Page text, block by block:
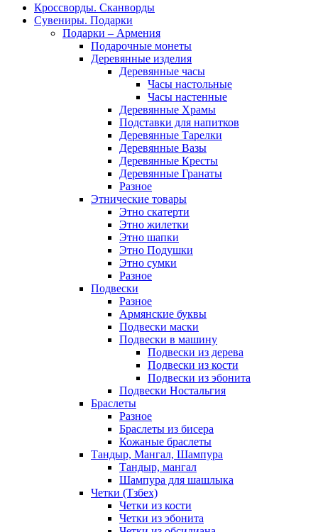
Кроссворды. Сканворды
Сувениры. Подарки
Подарки – Армения
Подарочные монеты
Деревянные изделия
Деревянные часы
Часы настольные
Часы настенные
Деревянные Храмы
Подставки для напитков
Деревянные Тарелки
Деревянные Вазы
Деревянные Кресты
Деревянные Гранаты
Разное
Этнические товары
Этно скатерти
Этно жилетки
Этно шапки
Этно Подушки
Этно сумки
Разное
Подвески
Разное
Армянские буквы
Подвески маски
Подвески в машину
Подвески из дерева
Подвески из кости
Подвески из эбонита
Подвески Ностальгия
Браслеты
Разное
Браслеты из бисера
Кожаные браслеты
Тандыр, Мангал, Шампура
Тандыр, мангал
Шампура для шашлыка
Четки (Тзбех)
Четки из кости
Четки из эбонита